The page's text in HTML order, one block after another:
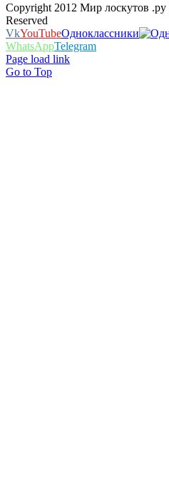
Copyright 2012 Мир лоскутов
Reserved
VkYouTubeОдноклассники
WhatsAppTelegram
Page load link
Go to Top